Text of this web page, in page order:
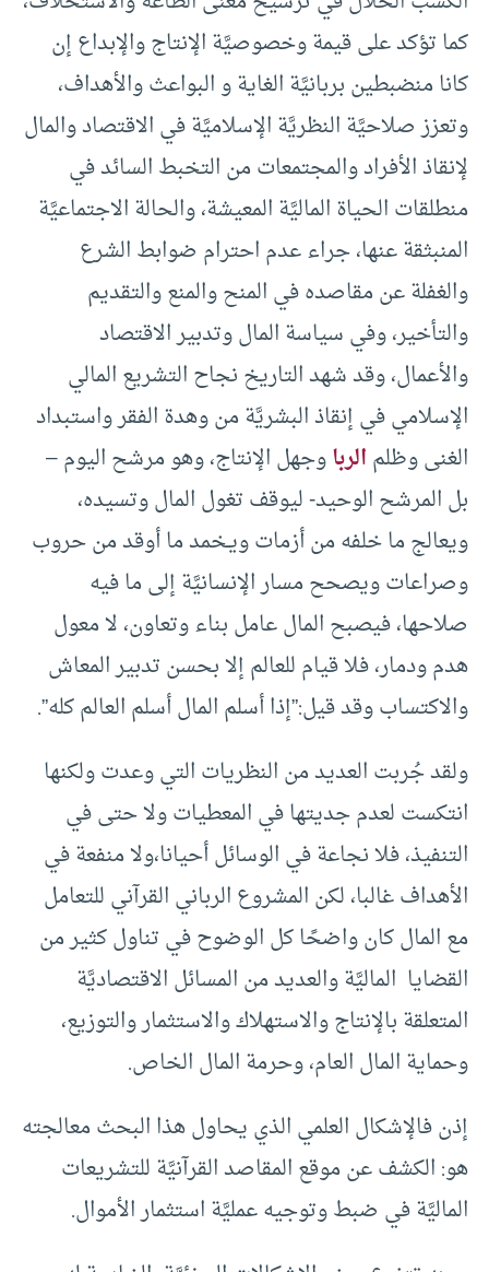
كما تؤكد على قيمة وخصوصيَّة الإنتاج والإبداع إن
كانا منضبطين بربانيَّة الغاية و البواعث والأهداف،
وتعزز صلاحيَّة النظريَّة الإسلاميَّة في الاقتصاد والمال
لإنقاذ الأفراد والمجتمعات من التخبط السائد في
منطلقات الحياة الماليَّة المعيشة، والحالة الاجتماعيَّة
المنبثقة عنها، جراء عدم احترام ضوابط الشرع
والغفلة عن مقاصده في المنح والمنع والتقديم
والتأخير، وفي سياسة المال وتدبير الاقتصاد
والأعمال، وقد شهد التاريخ نجاح التشريع المالي
الإسلامي في إنقاذ البشريَّة من وهدة الفقر واستبداد
الغنى وظلمالرباوجهل الإنتاج، وهو مرشح اليوم –
بل المرشح الوحيد- ليوقف تغول المال وتسيده،
ويعالج ما خلفه من أزمات ويـخمد ما أوقد من حروب
وصراعات ويصحح مسار الإنسانيَّة إلى ما فيه
صلاحها، فيصبح المال عامل بناء وتعاون، لا معول
هدم ودمار، فلا قيام للعالم إلا بحسن تدبير المعاش
والاكتساب وقد قيل:”إذا أسلم المال أسلم العالم كله”.
ولقد جُربت العديد من النظريات التي وعدت ولكنها
انتكست لعدم جديتها في المعطيات ولا حتى في
التنفيذ، فلا نجاعة في الوسائل أحيانا،ولا منفعة في
الأهداف غالبا، لكن المشروع الرباني القرآني للتعامل
مع المال كان واضحًا كل الوضوح في تناول كثير من
القضايا الماليَّة والعديد من المسائل الاقتصاديَّة
المتعلقة بالإنتاج والاستهلاك والاستثمار والتوزيع،
وحماية المال العام، وحرمة المال الخاص.
إذن فالإشكال العلمي الذي يحاول هذا البحث معالجته
هو: الكشف عن موقع المقاصد القرآنيَّة للتشريعات
الماليَّة في ضبط وتوجيه عمليَّة استثمار الأموال.